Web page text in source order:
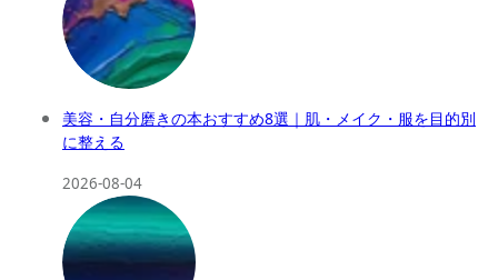
美容・自分磨きの本おすすめ8選｜肌・メイク・服を目的別
に整える
2026-08-04